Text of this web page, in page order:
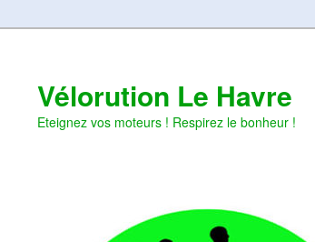
Vélorution Le Havre
Eteignez vos moteurs ! Respirez le bonheur !